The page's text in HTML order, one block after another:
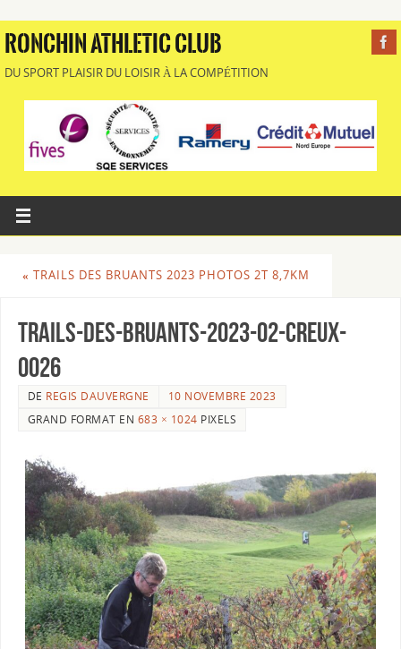
RONCHIN ATHLETIC CLUB
DU SPORT PLAISIR DU LOISIR À LA COMPÉTITION
« TRAILS DES BRUANTS 2023 PHOTOS 2T 8,7KM
Trails-des-Bruants-2023-02-Creux-
0026
DE REGIS DAUVERGNE
10 NOVEMBRE 2023
GRAND FORMAT EN 683 × 1024 PIXELS